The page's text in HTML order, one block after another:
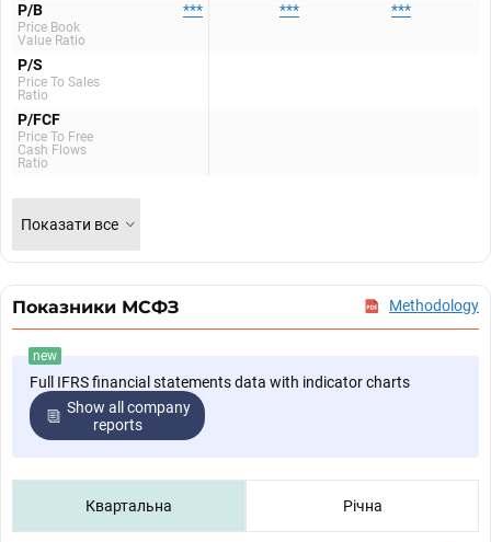
P/B
Price Book
Value Ratio
*** *** ***
P/S
Price To Sales
Ratio
P/FCF
Price To Free
Cash Flows
Ratio
Показати все
Показники МСФЗ Methodology
new
Full IFRS financial statements data with indicator charts
Show all company
reports
Квартальна Річна